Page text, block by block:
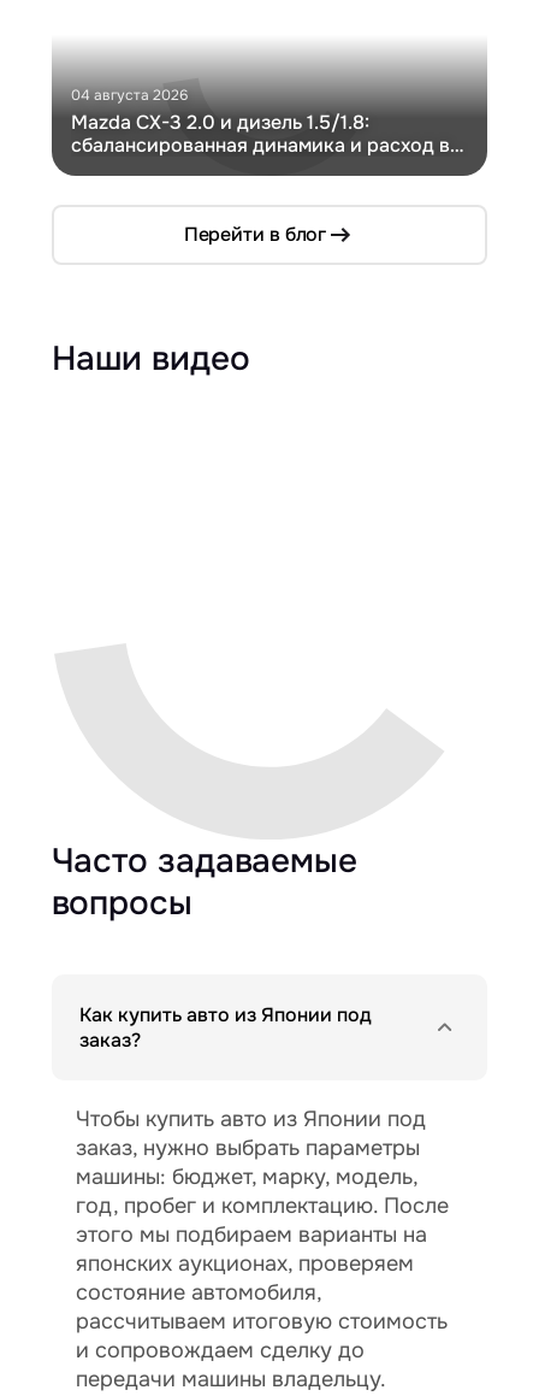
04 августа 2026
Mazda CX-3 2.0 и дизель 1.5/1.8:
сбалансированная динамика и расход в
Перейти в блог
Наши видео
Часто задаваемые
вопросы
Как купить авто из Японии под
заказ?
Чтобы купить авто из Японии под
заказ, нужно выбрать параметры
машины: бюджет, марку, модель,
год, пробег и комплектацию. После
этого мы подбираем варианты на
японских аукционах, проверяем
состояние автомобиля,
рассчитываем итоговую стоимость
и сопровождаем сделку до
передачи машины владельцу.